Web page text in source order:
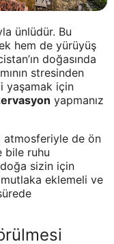
ünlüdür. Bu
hem de yürüyüş
doğasında
stresinden
yaşamak için
yapmanız
atmosferiyle de ön
bile ruhu
sizin için
eklemeli ve